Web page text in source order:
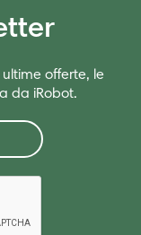
offerte, le
da iRobot.